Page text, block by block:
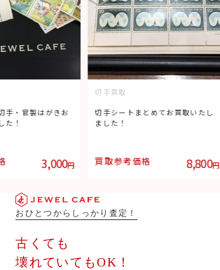
手・官製はがきお
た！
3,000円
切手買取
切手シートまとめてお買取いたし
ました！
買取参考価格 8,800円
おひとつからしっかり査定！
古くても
壊れていてもOK！